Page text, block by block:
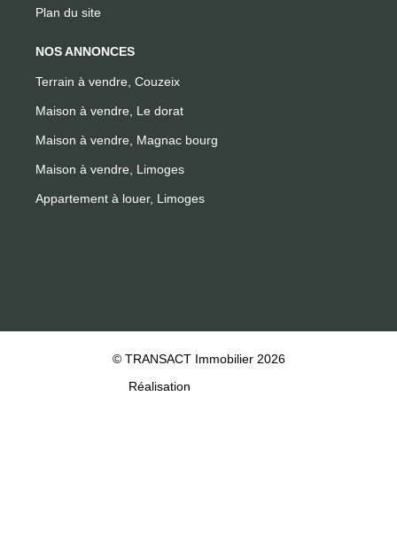
Plan du site
NOS ANNONCES
Terrain à vendre, Couzeix
Maison à vendre, Le dorat
Maison à vendre, Magnac bourg
Maison à vendre, Limoges
Appartement à louer, Limoges
© TRANSACT Immobilier 2026
Réalisation